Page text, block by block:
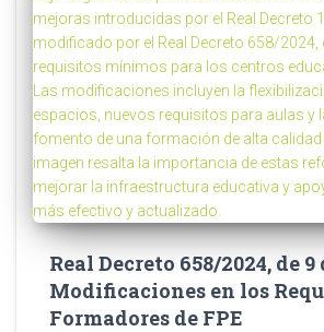
Real Decreto 658/2024, de
Modificaciones en los
Formadores de FPE